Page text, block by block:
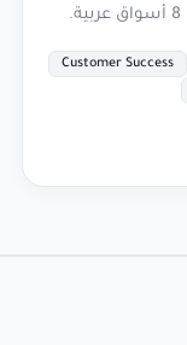
Customer Success